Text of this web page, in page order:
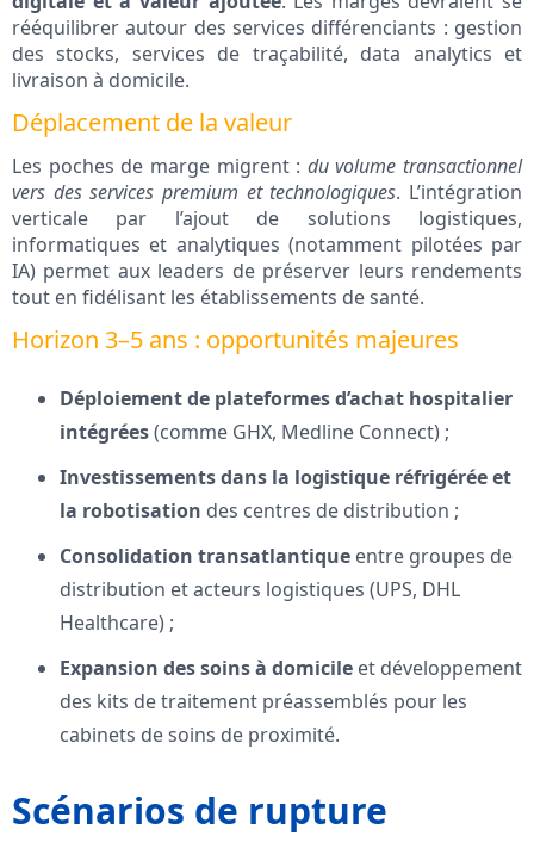
rééquilibrer autour des services différenciants : gestion
des stocks, services de traçabilité, data analytics et
livraison à domicile.
Déplacement de la valeur
Les poches de marge migrent : du volume transactionnel
vers des services premium et technologiques. L’intégration
verticale par l’ajout de solutions logistiques,
informatiques et analytiques (notamment pilotées par
IA) permet aux leaders de préserver leurs rendements
tout en fidélisant les établissements de santé.
Horizon 3–5 ans : opportunités majeures
Déploiement de plateformes d’achat hospitalier
intégrées(comme GHX, Medline Connect) ;
Investissements dans la logistique réfrigérée et
la robotisation des centres de distribution ;
Consolidation transatlantique entre groupes de
distribution et acteurs logistiques (UPS, DHL
Healthcare) ;
Expansion des soins à domicile et développement
des kits de traitement préassemblés pour les
cabinets de soins de proximité.
Scénarios de rupture